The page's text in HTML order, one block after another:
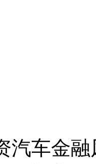
车金融